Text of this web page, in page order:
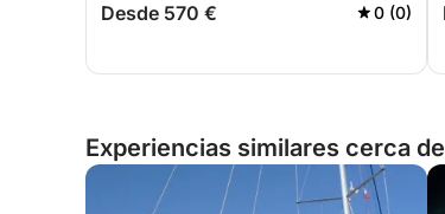
Desde 570 € 0 (0)
Experiencias similares cerca